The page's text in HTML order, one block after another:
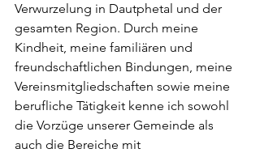
Verwurzelung in Dautphetal und der
gesamten Region. Durch meine
Kindheit, meine familiären und
freundschaftlichen Bindungen, meine
Vereinsmitgliedschaften sowie meine
berufliche Tätigkeit kenne ich sowohl
die Vorzüge unserer Gemeinde als
auch die Bereiche mit